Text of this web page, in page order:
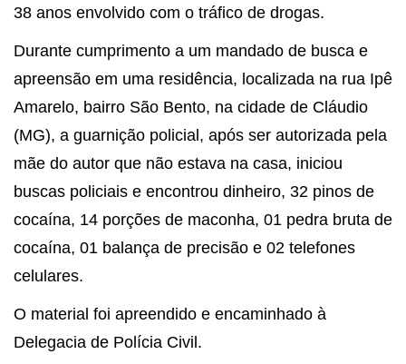
38 anos envolvido com o tráfico de drogas.
Durante cumprimento a um mandado de busca e
apreensão em uma residência, localizada na rua Ipê
Amarelo, bairro São Bento, na cidade de Cláudio
(MG), a guarnição policial, após ser autorizada pela
mãe do autor que não estava na casa, iniciou
buscas policiais e encontrou dinheiro, 32 pinos de
cocaína, 14 porções de maconha, 01 pedra bruta de
cocaína, 01 balança de precisão e 02 telefones
celulares.
O material foi apreendido e encaminhado à
Delegacia de Polícia Civil.